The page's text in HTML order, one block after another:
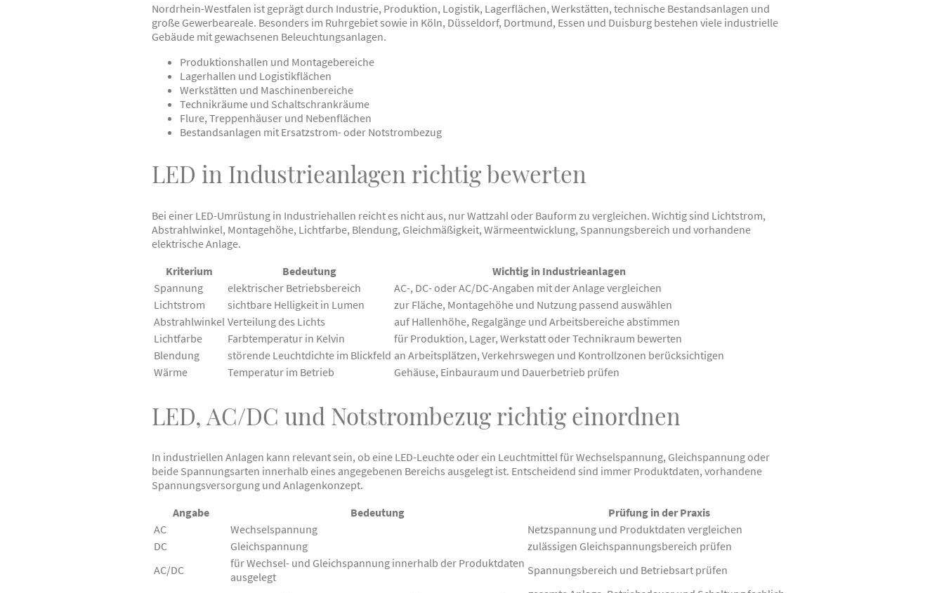
Nordrhein-Westfalen ist geprägt durch Industrie, Produktion, Logistik, Lagerflächen, Werkstätten, technische Bestandsanlagen und
große Gewerbeareale. Besonders im Ruhrgebiet sowie in Köln, Düsseldorf, Dortmund, Essen und Duisburg bestehen viele industrielle
Gebäude mit gewachsenen Beleuchtungsanlagen.
Produktionshallen und Montagebereiche
Lagerhallen und Logistikflächen
Werkstätten und Maschinenbereiche
Technikräume und Schaltschrankräume
Flure, Treppenhäuser und Nebenflächen
Bestandsanlagen mit Ersatzstrom- oder Notstrombezug
LED in Industrieanlagen richtig bewerten
Bei einer LED-Umrüstung in Industriehallen reicht es nicht aus, nur Wattzahl oder Bauform zu vergleichen. Wichtig sind Lichtstrom,
Abstrahlwinkel, Montagehöhe, Lichtfarbe, Blendung, Gleichmäßigkeit, Wärmeentwicklung, Spannungsbereich und vorhandene
elektrische Anlage.
Kriterium
Bedeutung
Wichtig in Industrieanlagen
Spannung
elektrischer Betriebsbereich
AC-, DC- oder AC/DC-Angaben mit der Anlage vergleichen
Lichtstrom
sichtbare Helligkeit in Lumen
zur Fläche, Montagehöhe und Nutzung passend auswählen
Abstrahlwinkel Verteilung des Lichts
auf Hallenhöhe, Regalgänge und Arbeitsbereiche abstimmen
Lichtfarbe
Farbtemperatur in Kelvin
für Produktion, Lager, Werkstatt oder Technikraum bewerten
Blendung
störende Leuchtdichte im Blickfeld an Arbeitsplätzen, Verkehrswegen und Kontrollzonen berücksichtigen
Wärme
Temperatur im Betrieb Gehäuse, Einbauraum und Dauerbetrieb prüfen
LED, AC/DC und Notstrombezug richtig einordnen
In industriellen Anlagen kann relevant sein, ob eine LED-Leuchte oder ein Leuchtmittel für Wechselspannung, Gleichspannung oder
beide Spannungsarten innerhalb eines angegebenen Bereichs ausgelegt ist. Entscheidend sind immer Produktdaten, vorhandene
Spannungsversorgung und Anlagenkonzept.
Angabe
Bedeutung
Prüfung in der Praxis
AC
Wechselspannung
Netzspannung und Produktdaten vergleichen
DC
Gleichspannung
zulässigen Gleichspannungsbereich prüfen
AC/DC
für Wechsel- und Gleichspannung innerhalb der Produktdaten
ausgelegt
Spannungsbereich und Betriebsart prüfen